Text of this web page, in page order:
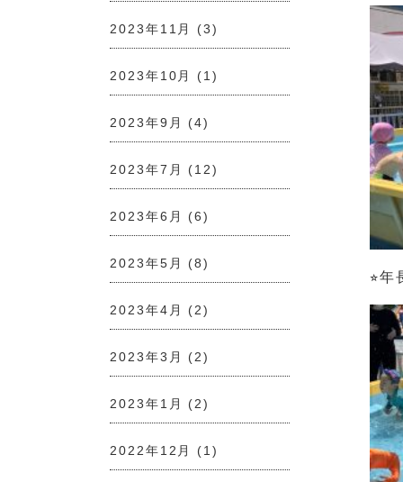
2023年11月 (3)
2023年10月 (1)
2023年9月 (4)
2023年7月 (12)
2023年6月 (6)
2023年5月 (8)
2023年4月 (2)
2023年3月 (2)
2023年1月 (2)
2022年12月 (1)
⭐︎年